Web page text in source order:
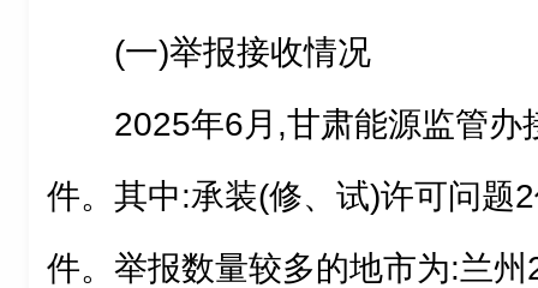
(一)举报接收情况
2025年6月,甘肃能源监管办
件。其中:承装(修、试)许可问题
件。举报数量较多的地市为:兰